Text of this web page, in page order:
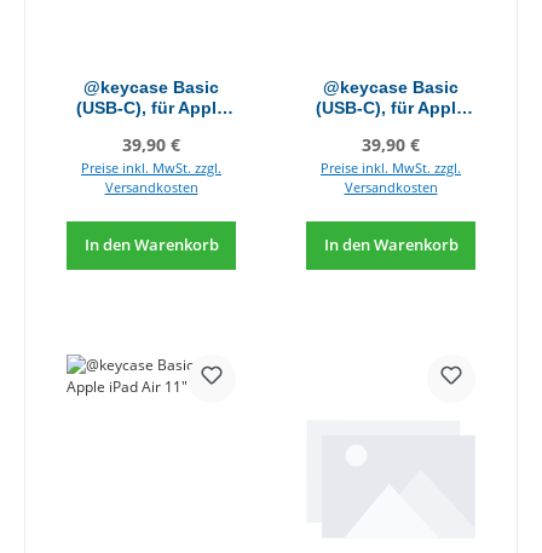
@keycase Basic
(USB-C), für Apple
Regulärer Preis:
39,90 €
Preise inkl. MwSt. zzgl.
Versandkosten
In den Warenkorb
@keycase Basic
(USB-C), für Apple
Regulärer Preis:
39,90 €
Preise inkl. MwSt. zzgl.
Versandkosten
In den Warenkorb